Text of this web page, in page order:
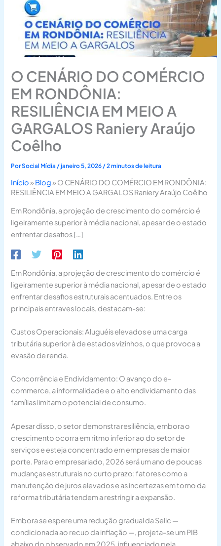
O CENÁRIO DO COMÉRCIO
EM RONDÔNIA:
RESILIÊNCIA EM MEIO A
GARGALOS Raniery Araújo
Coêlho
PorSocial Mídia /janeiro 5, 2026 /2 minutos de leitura
Início» Blog» O CENÁRIO DO COMÉRCIO EM RONDÔNIA:
RESILIÊNCIA EM MEIO A GARGALOS Raniery Araújo Coêlho
Em Rondônia, a projeção de crescimento do comércio é
ligeiramente superior à média nacional, apesar de o estado
enfrentar desafios […]
Em Rondônia, a projeção de crescimento do comércio é
ligeiramente superior à média nacional, apesar de o estado
enfrentar desafios estruturais acentuados. Entre os
principais entraves locais, destacam-se:
Custos Operacionais: Aluguéis elevados e uma carga
tributária superior à de estados vizinhos, o que provoca a
evasão de renda.
Concorrência e Endividamento: O avanço do e-
commerce, a informalidade e o alto endividamento das
famílias limitam o potencial de consumo.
Apesar disso, o setor demonstra resiliência, embora o
crescimento ocorra em ritmo inferior ao do setor de
serviços e esteja concentrado em empresas de maior
porte. Para o empresariado, 2026 será um ano de poucas
mudanças estruturais no curto prazo; fatores como a
manutenção de juros elevados e as incertezas em torno da
reforma tributária tendem a restringir a expansão.
Embora se espere uma redução gradual da Selic —
condicionada ao recuo da inflação —, projeta-se um PIB
abaixo do observado em 2025, influenciado pela